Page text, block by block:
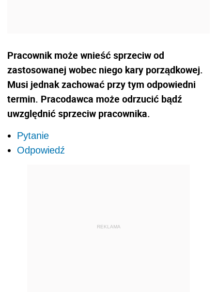
Pracownik może wnieść sprzeciw od
zastosowanej wobec niego kary porządkowej.
Musi jednak zachować przy tym odpowiedni
termin. Pracodawca może odrzucić bądź
uwzględnić sprzeciw pracownika.
Pytanie
Odpowiedź
REKLAMA